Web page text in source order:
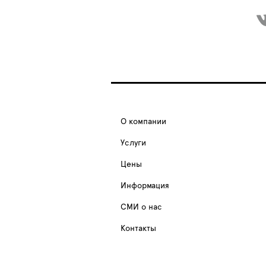
О компании
Услуги
Цены
Информация
СМИ о нас
Контакты